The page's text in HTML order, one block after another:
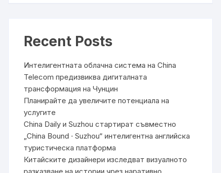
Recent Posts
Интелигентната облачна система на China
Telecom предизвиква дигиталната
трансформация на Чунцин
Планирайте да увеличите потенциала на
услугите
China Daily и Suzhou стартират съвместно
„China Bound · Suzhou“ интелигентна английска
туристическа платформа
Китайските дизайнери изследват визуалното
разказване на истории чрез наративно